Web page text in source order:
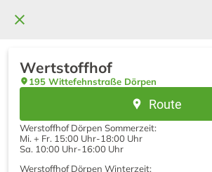
Wertstoffhof
195 Wittefehnstraße Dörpen
Route
Werstoffhof Dörpen Sommerzeit:
Mi. + Fr. 15:00 Uhr-18:00 Uhr
Sa. 10:00 Uhr-16:00 Uhr
Werstoffhof Dörpen Winterzeit: